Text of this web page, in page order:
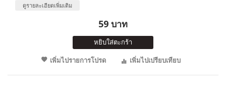
ดูรายละเอียดเพิ่มเติม
59 บาท
หยิบใส่ตะกร้า
เพิ่มไปรายการโปรด
เพิ่มไปเปรียบเทียบ